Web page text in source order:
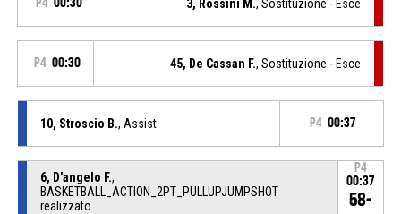
P4 00:30 3, Rossini M., Sostituzione - Esce
P4 00:30 45, De Cassan F., Sostituzione - Esce
10, Stroscio B., Assist P4 00:37
6, D'angelo F.,
BASKETBALL_ACTION_2PT_PULLUPJUMPSHOT
realizzato
P4
00:37
58-